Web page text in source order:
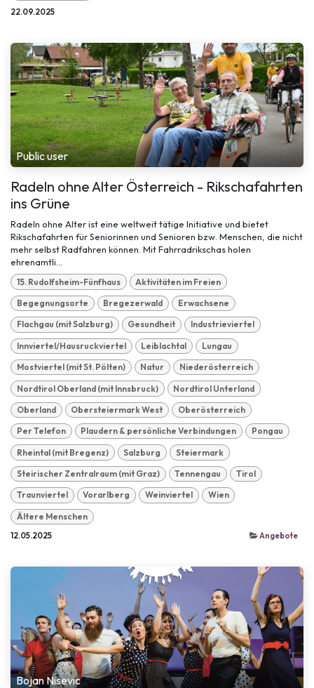
22.09.2025
Public user
Radeln ohne Alter Österreich - Rikschafahrten
ins Grüne
Radeln ohne Alter ist eine weltweit tätige Initiative und bietet
Rikschafahrten für Seniorinnen und Senioren bzw. Menschen, die nicht
mehr selbst Radfahren können. Mit Fahrradrikschas holen
ehrenamtli...
15. Rudolfsheim-Fünfhaus Aktivitäten im Freien
Begegnungsorte Bregezerwald Erwachsene
Flachgau (mit Salzburg) Gesundheit Industrieviertel
Innviertel/Hausruckviertel Leiblachtal Lungau
Mostviertel (mit St. Pölten) Natur Niederösterreich
Nordtirol Oberland (mit Innsbruck) Nordtirol Unterland
Oberland Obersteiermark West Oberösterreich
Per Telefon Plaudern & persönliche Verbindungen Pongau
Rheintal (mit Bregenz) Salzburg Steiermark
Steirischer Zentralraum (mit Graz) Tennengau Tirol
Traunviertel Vorarlberg Weinviertel Wien
Ältere Menschen
12.05.2025 Angebote
Bojan Nisevic